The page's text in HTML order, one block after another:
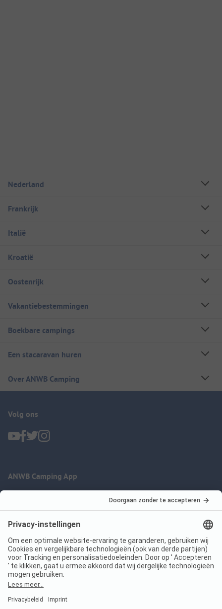
Nederland
Frankrijk
Italië
Kroatië
Oostenrijk
Vakantiebestemmingen
Boekbare campings
Een stacaravan huren
Over ANWB Camping
Volg ons
ANWB Camping App
Imprint
Jouw privacy
Voorwaarden
Wet digitale diensten